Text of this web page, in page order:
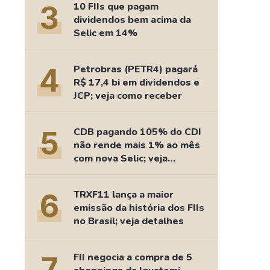
3
10 FIIs que pagam
dividendos bem acima da
Selic em 14%
4
Petrobras (PETR4) pagará
R$ 17,4 bi em dividendos e
JCP; veja como receber
5
CDB pagando 105% do CDI
não rende mais 1% ao mês
com nova Selic; veja
retorno
6
TRXF11 lança a maior
emissão da história dos FIIs
no Brasil; veja detalhes
FII negocia a compra de 5